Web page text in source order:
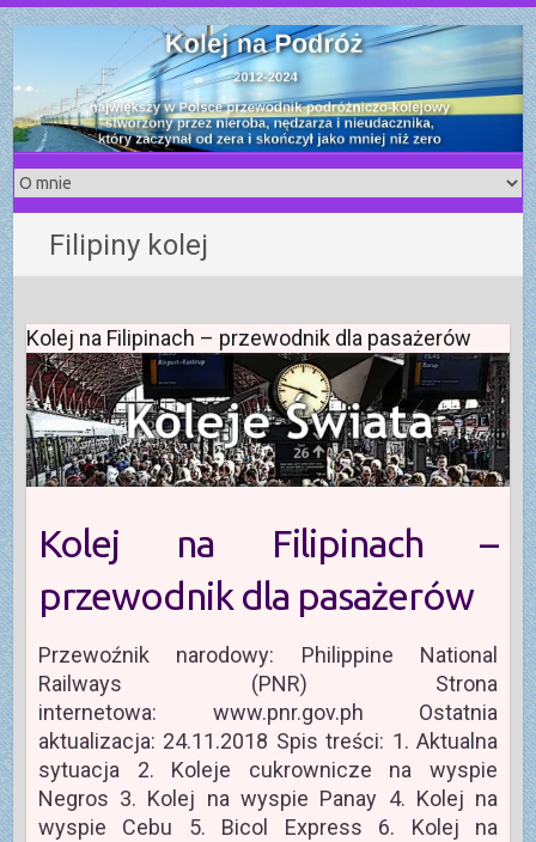
S
k
i
p
t
o
c
o
n
t
e
n
t
Filipiny kolej
Kolej na Filipinach – przewodnik dla pasażerów
Kolej na Filipinach –
przewodnik dla pasażerów
Przewoźnik narodowy: Philippine National
Railways (PNR) Strona
internetowa: www.pnr.gov.ph Ostatnia
aktualizacja: 24.11.2018 Spis treści: 1. Aktualna
sytuacja 2. Koleje cukrownicze na wyspie
Negros 3. Kolej na wyspie Panay 4. Kolej na
wyspie Cebu 5. Bicol Express 6. Kolej na